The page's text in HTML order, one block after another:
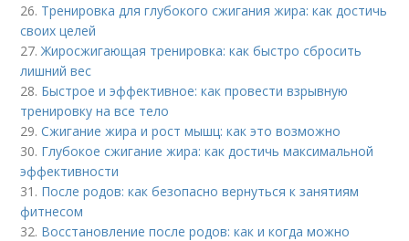
26. Тренировка для глубокого сжигания жира: как достичь
своих целей
27.Жиросжигающая тренировка: как быстро сбросить
лишний вес
28. Быстрое и эффективное: как провести взрывную
тренировку на все тело
29.Сжигание жира и рост мышц: как это возможно
30. Глубокое сжигание жира: как достичь максимальной
эффективности
31. После родов: как безопасно вернуться к занятиям
фитнесом
32. Восстановление после родов: как и когда можно